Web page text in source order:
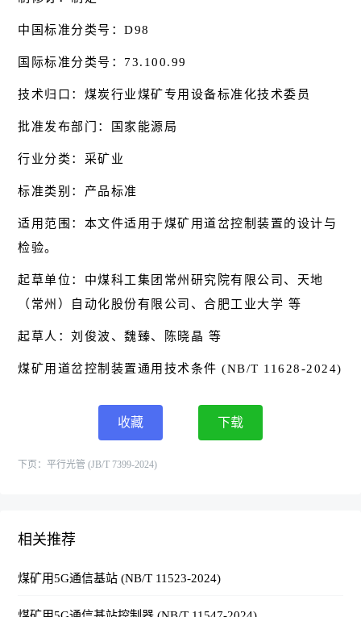
中国标准分类号：D98
国际标准分类号：73.100.99
技术归口：煤炭行业煤矿专用设备标准化技术委员
批准发布部门：国家能源局
行业分类：采矿业
标准类别：产品标准
适用范围：本文件适用于煤矿用道岔控制装置的设计与
检验。
起草单位：中煤科工集团常州研究院有限公司、天地
（常州）自动化股份有限公司、合肥工业大学 等
起草人：刘俊波、魏臻、陈晓晶 等
煤矿用道岔控制装置通用技术条件 (NB/T 11628-2024)
收藏 下载
下页：平行光管 (JB/T 7399-2024)
相关推荐
煤矿用5G通信基站 (NB/T 11523-2024)